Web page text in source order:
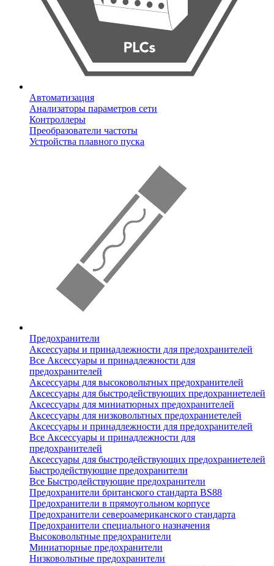
Автоматизация
Анализаторы параметров сети
Контроллеры
Преобразователи частоты
Устройства плавного пуска
Предохранители
Аксессуары и принадлежности для предохранителей
Все Аксессуары и принадлежности для
предохранителей
Аксессуары для высоковольтных предохранителей
Аксессуары для быстродействующих предохраниетелей
Аксессуары для миниатюрных предохранителей
Аксессуары для низковольтных предохраниетелей
Аксессуары и принадлежности для предохранителей
Все Аксессуары и принадлежности для
предохранителей
Аксессуары для быстродействующих предохраниетелей
Быстродействующие предохранители
Все Быстродействующие предохранители
Предохранители британского стандарта BS88
Предохранители в прямоугольном корпусе
Предохранители североамериканского стандарта
Предохранители специального назначения
Высоковольтные предохранители
Миниатюрные предохранители
Низковольтные предохранители